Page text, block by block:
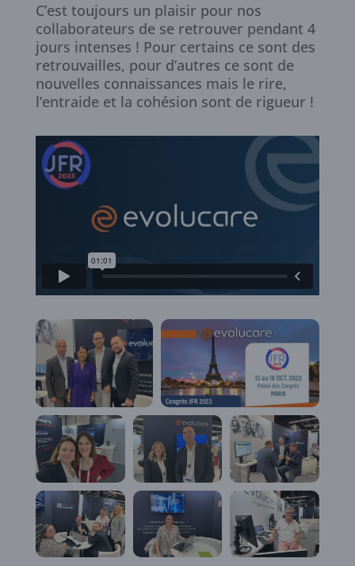
C’est toujours un plaisir pour nos
collaborateurs de se retrouver pendant 4
jours intenses ! Pour certains ce sont des
retrouvailles, pour d’autres ce sont de
nouvelles connaissances mais le rire,
l’entraide et la cohésion sont de rigueur !